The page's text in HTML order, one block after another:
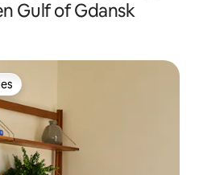
Gulf of Gdansk
más destacados